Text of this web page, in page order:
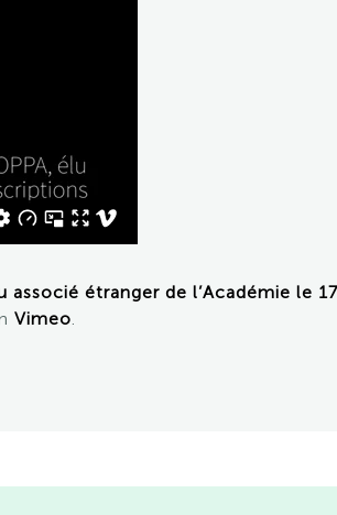
étranger de l’Académie le
Vimeo.